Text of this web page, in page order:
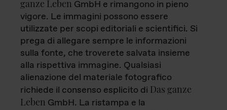
ganze Leben GmbH e rimangono in pieno
vigore. Le immagini possono essere
utilizzate per scopi editoriali e scientifici. Si
prega di allegare sempre le informazioni
sulla fonte, che troverete salvata insieme
alla rispettiva immagine. Qualsiasi
alienazione del materiale fotografico
richiede il consenso esplicito di Das ganze
Leben GmbH. La ristampa e la